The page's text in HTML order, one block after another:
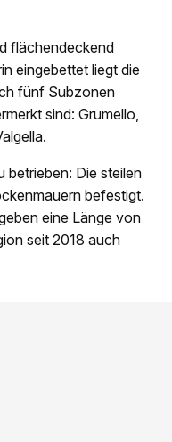
flächendeckend
eingebettet liegt die
fünf Subzonen
sind: Grumello,
betrieben: Die steilen
befestigt.
eine Länge von
seit 2018 auch